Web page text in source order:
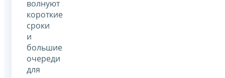
волнуют
короткие
сроки
и
большие
очереди
для